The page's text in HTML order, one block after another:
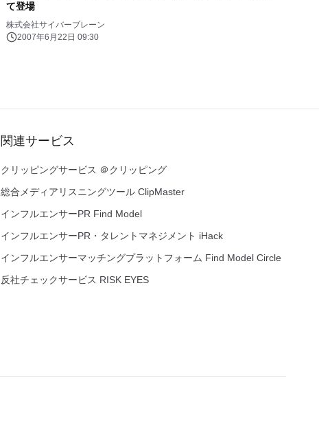
て登場
株式会社サイバーブレーン
2007年6月22日 09:30
関連サービス
クリッピングサービス ＠クリッピング
総合メディアリスニングツール ClipMaster
インフルエンサーPR Find Model
インフルエンサーPR・タレントマネジメント iHack
インフルエンサーマッチングプラットフォーム Find Model Circle
反社チェックサービス RISK EYES